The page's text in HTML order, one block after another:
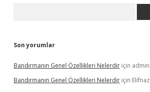
Son yorumlar
Bandırmanın Genel Özellikleri Nelerdir için admin
Bandırmanın Genel Özellikleri Nelerdir için Elifnaz